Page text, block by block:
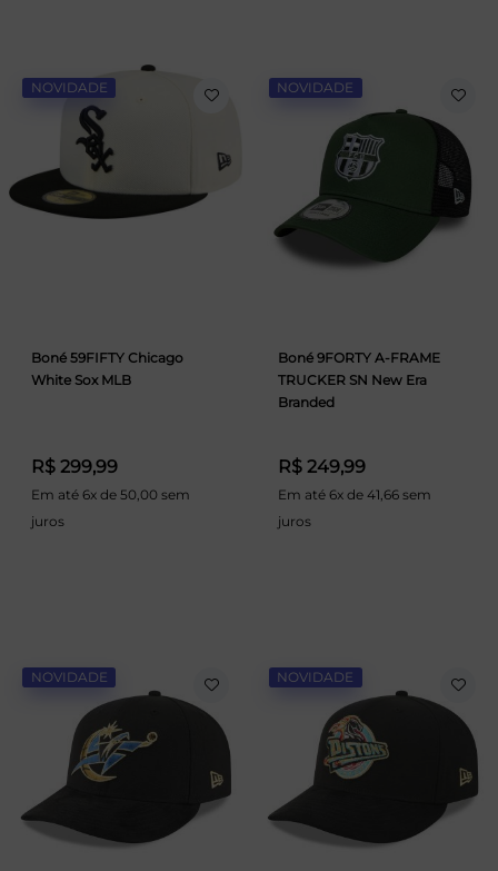
NOVIDADE
Boné 59FIFTY Chicago
White Sox MLB
R$ 299,99
Em até 6x de 50,00 sem
juros
NOVIDADE
Boné 9FORTY A-FRAME
TRUCKER SN New Era
Branded
R$ 249,99
Em até 6x de 41,66 sem
juros
NOVIDADE NOVIDADE